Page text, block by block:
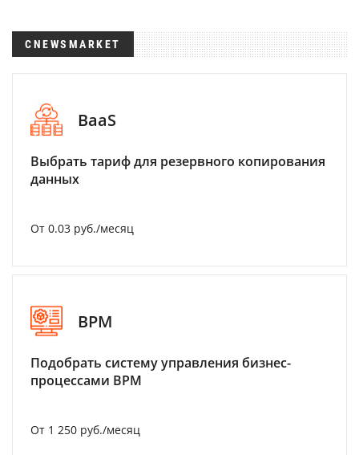
CNEWSMARKET
BaaS
Выбрать тариф для резервного копирования
данных
От 0.03 руб./месяц
BPM
Подобрать систему управления бизнес-
процессами BPM
От 1 250 руб./месяц